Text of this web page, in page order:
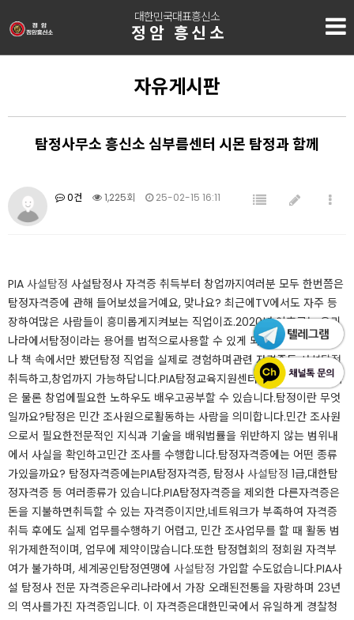
대한민국대표흥신소
정암 흥신소
자유게시판
탐정사무소 흥신소 심부름센터 시몬 탐정과 함께
0건 1,225회 25-02-15 16:11
PIA 사설탐정 사설탐정사 자격증 취득부터 창업까지​​​여러분 모두 한번쯤은
탐정자격증에 관해 들어보셨을거예요, 맞나요? 최근에TV에서도 자주 등
장하여많은 사람들이 흥미롭게지켜보는 직업이죠.​2020년 이후로는 우리
나라에서탐정이라는 용어를 법적으로사용할 수 있게 되었습니다.이제 TV
나 책 속에서만 봤던탐정 직업을 실제로 경험하며관련 자격증도사설탐정
취득하고,창업까지 가능하답니다.​​PIA탐정교육지원센터에서는자격증 취득
은 물론 창업에필요한 노하우도 배우고공부할 수 있습니다.​탐정이란 무엇
일까요?탐정은 민간 조사원으로활동하는 사람을 의미합니다.민간 조사원
으로서 필요한전문적인 지식과 기술을 배워법률을 위반하지 않는 범위내
에서 사실을 확인하고민간 조사를 수행합니다.​​탐정자격증에는 어떤 종류
가있을까요? 탐정자격증에는PIA탐정자격증, 탐정사 사설탐정 1급,대한탐
정자격증 등 여러종류가 있습니다.​PIA탐정자격증을 제외한 다른자격증은
돈을 지불하면취득할 수 있는 자격증이지만,네트워크가 부족하여 자격증
취득 후에도 실제 업무를수행하기 어렵고, 민간 조사업무를 할 때 활동 범
위가제한적이며, 업무에 제약이많습니다.​​또한 탐정협회의 정회원 자격부
여가 불가하며, 세계공인탐정연맹에 사설탐정 가입할 수도없습니다.​PIA사
설 탐정사 전문 자격증은우리나라에서 가장 오래된전통을 자랑하며 23년
의 역사를가진 자격증입니다. 이 자격증은대한민국에서 유일하게 경찰청